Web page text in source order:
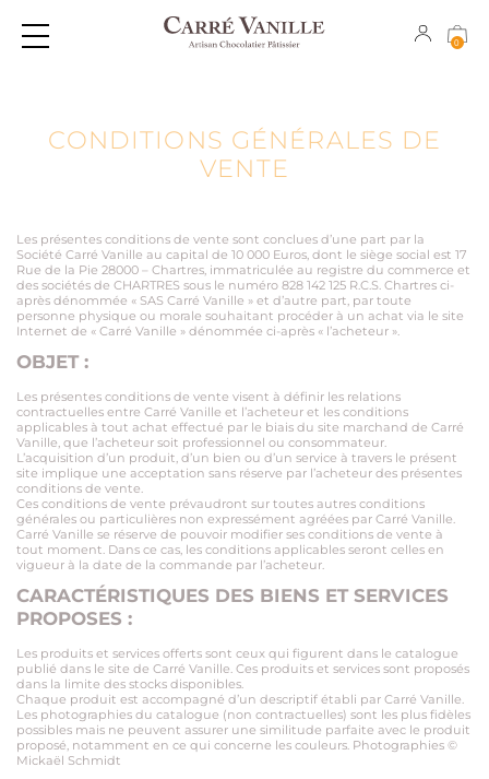
PÂTISSERIES À PARTAGER
MACARONS
CHOCOLATS
TABLETTES
GLACES
COFFRETS CADEAUX
COFFRETS CADEAUX
TABLETTES
0
CONDITIONS GÉNÉRALES DE
VENTE
Les présentes conditions de vente sont conclues d’une part par la
Société Carré Vanille au capital de 10 000 Euros, dont le siège social est 17
Rue de la Pie 28000 – Chartres, immatriculée au registre du commerce et
des sociétés de CHARTRES sous le numéro 828 142 125 R.C.S. Chartres ci-
après dénommée « SAS Carré Vanille » et d’autre part, par toute
personne physique ou morale souhaitant procéder à un achat via le site
Internet de « Carré Vanille » dénommée ci-après « l’acheteur ».
OBJET :
Les présentes conditions de vente visent à définir les relations
contractuelles entre Carré Vanille et l’acheteur et les conditions
applicables à tout achat effectué par le biais du site marchand de Carré
Vanille, que l’acheteur soit professionnel ou consommateur.
L’acquisition d’un produit, d’un bien ou d’un service à travers le présent
site implique une acceptation sans réserve par l’acheteur des présentes
conditions de vente.
Ces conditions de vente prévaudront sur toutes autres conditions
générales ou particulières non expressément agréées par Carré Vanille.
Carré Vanille se réserve de pouvoir modifier ses conditions de vente à
tout moment. Dans ce cas, les conditions applicables seront celles en
vigueur à la date de la commande par l’acheteur.
CARACTÉRISTIQUES DES BIENS ET SERVICES
PROPOSES :
Les produits et services offerts sont ceux qui figurent dans le catalogue
publié dans le site de Carré Vanille. Ces produits et services sont proposés
dans la limite des stocks disponibles.
Chaque produit est accompagné d’un descriptif établi par Carré Vanille.
Les photographies du catalogue (non contractuelles) sont les plus fidèles
possibles mais ne peuvent assurer une similitude parfaite avec le produit
proposé, notamment en ce qui concerne les couleurs. Photographies ©
Mickaël Schmidt